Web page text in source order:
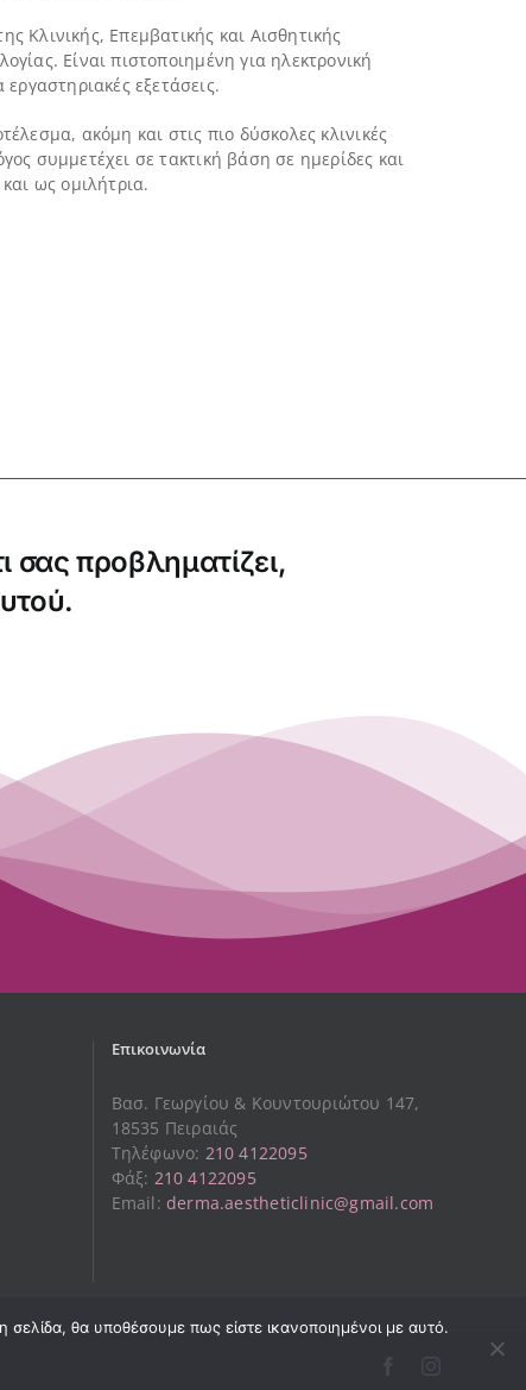
Κλινικής, Επεμβατικής και Αισθητικής
Είναι πιστοποιημένη για ηλεκτρονική
εξετάσεις.
ακόμη και στις πιο δύσκολες κλινικές
συμμετέχει σε τακτική βάση σε ημερίδες και
ως ομιλήτρια.
σας προβληματίζει,
Επικοινωνία
Βασ. Γεωργίου & Κουντουριώτου 147,
18535 Πειραιάς
Τηλέφωνο: 210 4122095
Φάξ: 210 4122095
Email: derma.aestheticlinic@gmail.com
θα υποθέσουμε πως είστε ικανοποιημένοι με αυτό.